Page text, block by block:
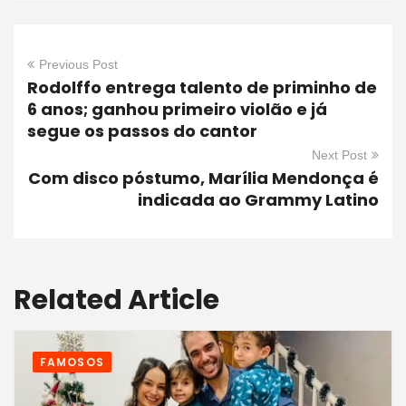
Previous Post
Rodolffo entrega talento de priminho de
6 anos; ganhou primeiro violão e já
segue os passos do cantor
Next Post
Com disco póstumo, Marília Mendonça é
indicada ao Grammy Latino
Related Article
FAMOSOS